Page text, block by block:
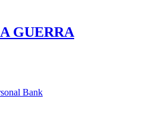
GUERRA